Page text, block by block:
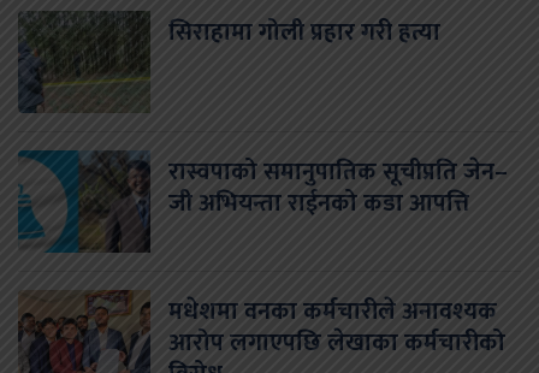
सिराहामा गोली प्रहार गरी हत्या
रास्वपाको समानुपातिक सूचीप्रति जेन–
जी अभियन्ता राईनको कडा आपत्ति
मधेशमा वनका कर्मचारीले अनावश्यक
आरोप लगाएपछि लेखाका कर्मचारीको